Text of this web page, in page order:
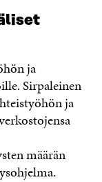
ja
Sirpaleinen
ja
määrän